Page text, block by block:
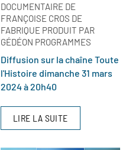
DOCUMENTAIRE DE
FRANÇOISE CROS DE
FABRIQUE PRODUIT PAR
GÉDÉON PROGRAMMES
Diffusion sur la chaîne Toute
l'Histoire dimanche 31 mars
2024 à 20h40
LIRE LA SUITE